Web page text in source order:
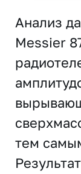
Анализ
Messier
тем